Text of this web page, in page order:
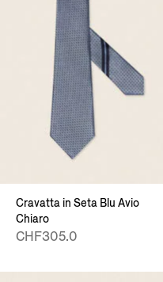
Cravatta in Seta Blu Avio
Chiaro
CHF305.0